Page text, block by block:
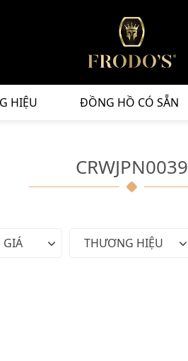
HIỆU ĐỒNG HỒ CÓ SẴN
CRWJPN0039
GIÁ THƯƠNG HIỆU